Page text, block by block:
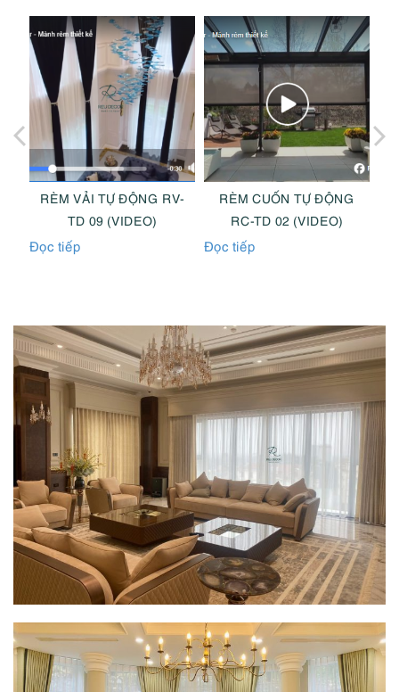
RÈM VẢI TỰ ĐỘNG RV-
TD 09 (VIDEO)
Đọc tiếp
RÈM CUỐN TỰ ĐỘNG
RC-TD 02 (VIDEO)
Đọc tiếp